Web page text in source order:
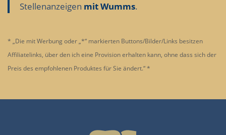
Stellenanzeigen mit Wumms.
* „Die mit Werbung oder „*“ markierten Buttons/Bilder/Links besitzen
Affiliatelinks, über den ich eine Provision erhalten kann, ohne dass sich der
Preis des empfohlenen Produktes für Sie ändert.“ *